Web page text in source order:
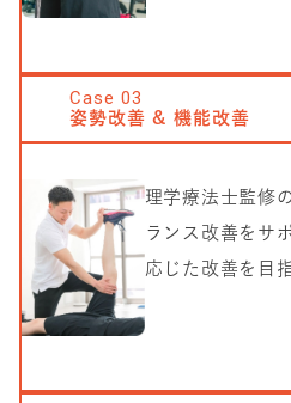
Case03
姿勢改善 & 機能改善
理学療法士監修
ランス改善をサ
応じた改善を目